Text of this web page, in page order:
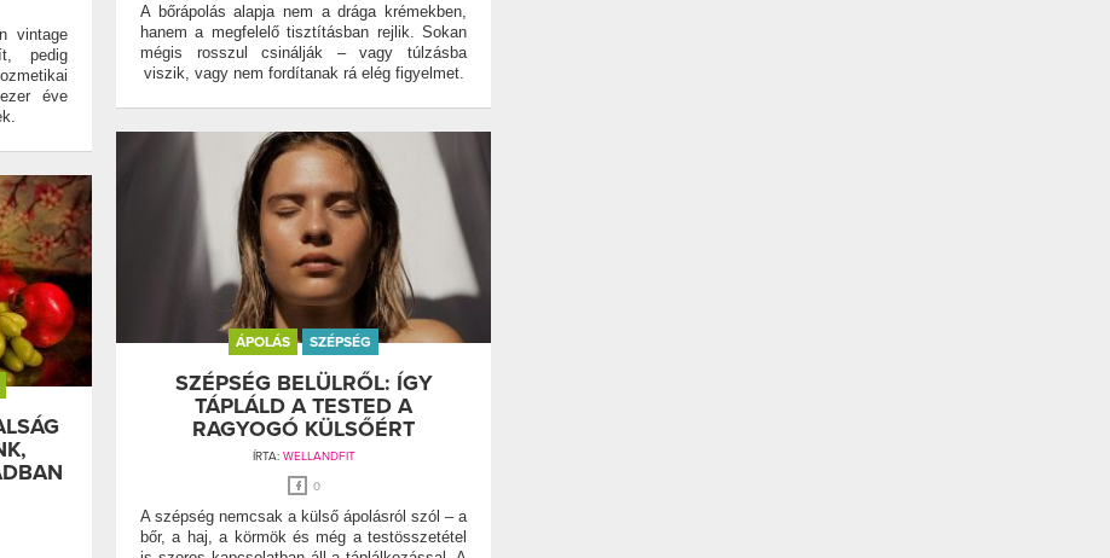
vintage
pedig
éve
A bőrápolás alapja nem a drága krémekben,
hanem a megfelelő tisztításban rejlik. Sokan
mégis rosszul csinálják – vagy túlzásba
viszik, vagy nem fordítanak rá elég figyelmet.
ÁPOLÁS SZÉPSÉG
SZÉPSÉG BELÜLRŐL: ÍGY
TÁPLÁLD A TESTED A
RAGYOGÓ KÜLSŐÉRT
ÍRTA: WELLANDFIT
0
A szépség nemcsak a külső ápolásról szól – a
bőr, a haj, a körmök és még a testösszetétel